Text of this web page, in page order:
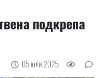
подкрепа
05 юли 2025